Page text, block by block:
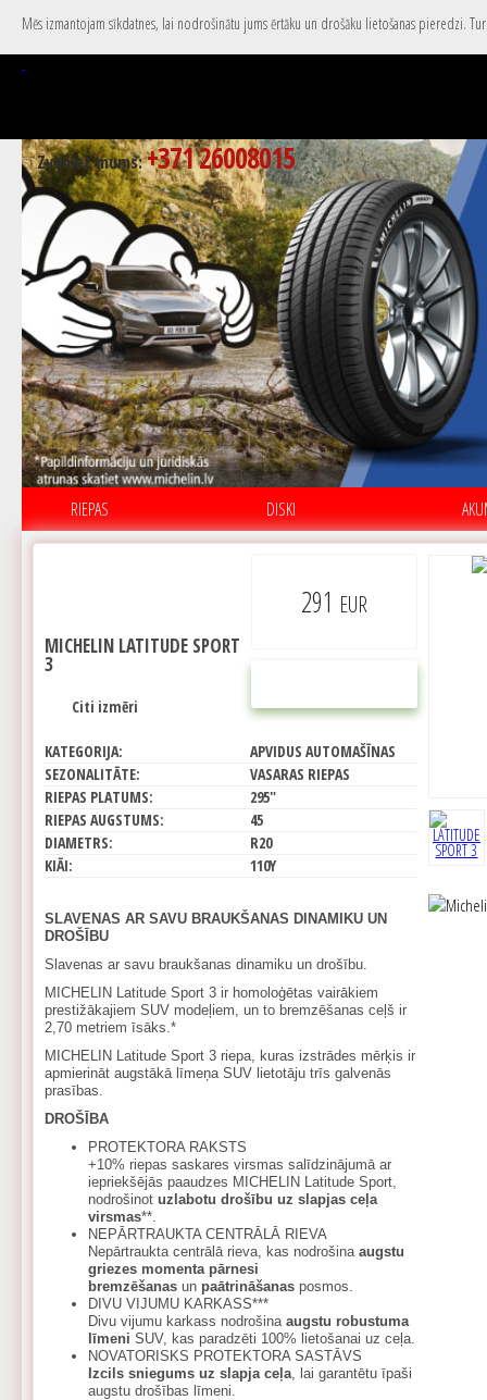
Mēs izmantojam sīkdatnes, lai nodrošinātu jums ērtāku un drošāku lietošanas pieredzi.
Zvaniet mums:+371 26008015
RIEPAS DISKI
291 EUR
MICHELIN LATITUDE SPORT
3
Citi izmēri
KATEGORIJA:
APVIDUS AUTOMAŠĪNAS
SEZONALITĀTE:
VASARAS RIEPAS
RIEPAS PLATUMS:
295"
RIEPAS AUGSTUMS:
45
DIAMETRS:
R20
KIĀI:
110Y
SLAVENAS AR SAVU BRAUKŠANAS DINAMIKU UN
DROŠĪBU
Slavenas ar savu braukšanas dinamiku un drošību.
MICHELIN Latitude Sport 3 ir homoloģētas vairākiem
prestižākajiem SUV modeļiem, un to bremzēšanas ceļš ir
2,70 metriem īsāks.*
MICHELIN Latitude Sport 3 riepa, kuras izstrādes mērķis ir
apmierināt augstākā līmeņa SUV lietotāju trīs galvenās
prasības.
DROŠĪBA
PROTEKTORA RAKSTS
+10% riepas saskares virsmas salīdzinājumā ar
iepriekšējās paaudzes MICHELIN Latitude Sport,
nodrošinot uzlabotu drošību uz slapjas ceļa
virsmas**.
NEPĀRTRAUKTA CENTRĀLĀ RIEVA
Nepārtraukta centrālā rieva, kas nodrošina augstu
griezes momenta pārnesi
bremzēšanas un paātrināšanas posmos.
DIVU VIJUMU KARKASS***
Divu vijumu karkass nodrošina augstu robustuma
līmeni SUV, kas paradzēti 100% lietošanai uz ceļa.
NOVATORISKS PROTEKTORA SASTĀVS
Izcils sniegums uz slapja ceļa, lai garantētu īpaši
augstu drošības līmeni.